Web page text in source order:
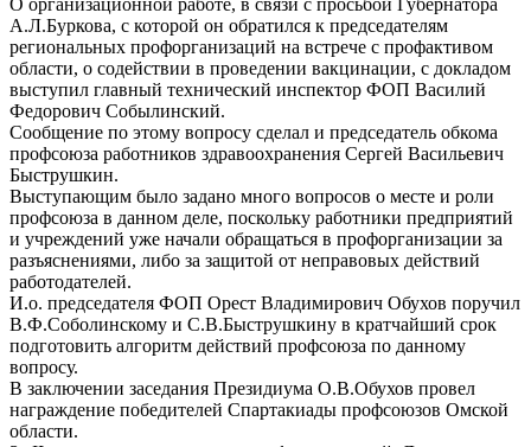
О организационной работе, в связи с просьбой Губернатора
А.Л.Буркова, с которой он обратился к председателям
региональных профорганизаций на встрече с профактивом
области, о содействии в проведении вакцинации, с докладом
выступил главный технический инспектор ФОП Василий
Федорович Собылинский.
Сообщение по этому вопросу сделал и председатель обкома
профсоюза работников здравоохранения Сергей Васильевич
Быструшкин.
Выступающим было задано много вопросов о месте и роли
профсоюза в данном деле, поскольку работники предприятий
и учреждений уже начали обращаться в профорганизации за
разъяснениями, либо за защитой от неправовых действий
работодателей.
И.о. председателя ФОП Орест Владимирович Обухов поручил
В.Ф.Соболинскому и С.В.Быструшкину в кратчайший срок
подготовить алгоритм действий профсоюза по данному
вопросу.
В заключении заседания Президиума О.В.Обухов провел
награждение победителей Спартакиады профсоюзов Омской
области.